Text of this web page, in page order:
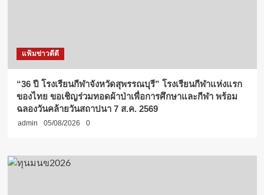
แฟ้มข่าวดีดี
“36 ปี โรงเรียนกีฬาจังหวัดสุพรรณบุรี” โรงเรียนกีฬาแห่งแรก
ของไทย ขอเชิญร่วมทอดผ้าป่าเพื่อการศึกษาและกีฬา พร้อม
ฉลองวันคล้ายวันสถาปนา 7 ส.ค. 2569
admin 05/08/2026 0